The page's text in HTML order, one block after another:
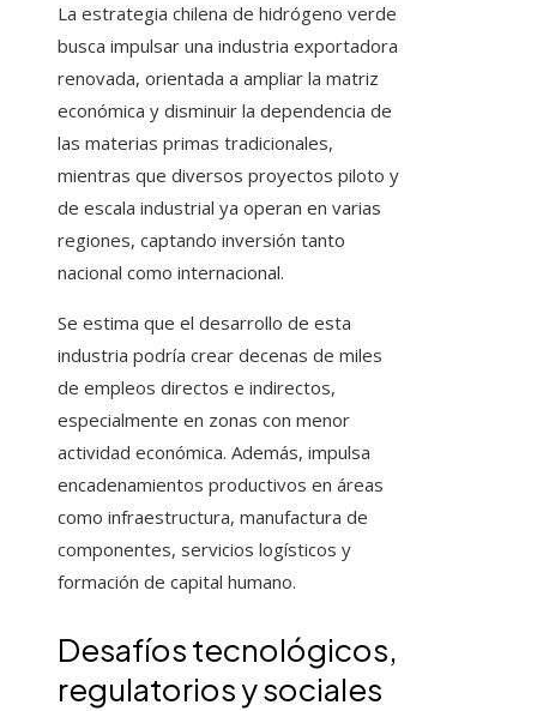
La estrategia chilena de hidrógeno verde
busca impulsar una industria exportadora
renovada, orientada a ampliar la matriz
económica y disminuir la dependencia de
las materias primas tradicionales,
mientras que diversos proyectos piloto y
de escala industrial ya operan en varias
regiones, captando inversión tanto
nacional como internacional.
Se estima que el desarrollo de esta
industria podría crear decenas de miles
de empleos directos e indirectos,
especialmente en zonas con menor
actividad económica. Además, impulsa
encadenamientos productivos en áreas
como infraestructura, manufactura de
componentes, servicios logísticos y
formación de capital humano.
Desafíos tecnológicos,
regulatorios y sociales